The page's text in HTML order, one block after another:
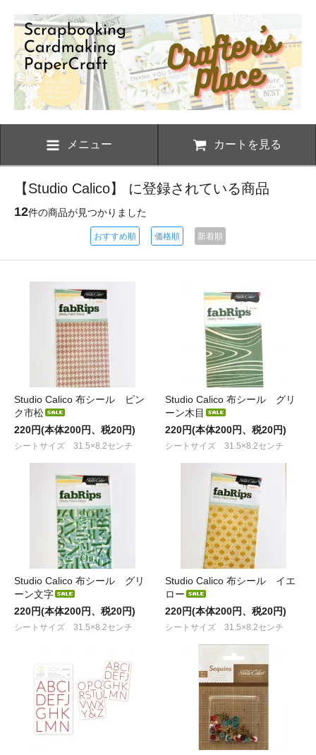
メニュー カートを見る
【Studio Calico】 に登録されている商品
12件の商品が見つかりました
おすすめ順 価格順 新着順
Studio Calico 布シール ピン
ク市松
220円(本体200円、税20円)
シートサイズ 31.5×8.2センチ
Studio Calico 布シール グリ
ーン木目
220円(本体200円、税20円)
シートサイズ 31.5×8.2センチ
Studio Calico 布シール グリ
ーン文字
220円(本体200円、税20円)
シートサイズ 31.5×8.2センチ
Studio Calico 布シール イエ
ロー
220円(本体200円、税20円)
シートサイズ 31.5×8.2センチ